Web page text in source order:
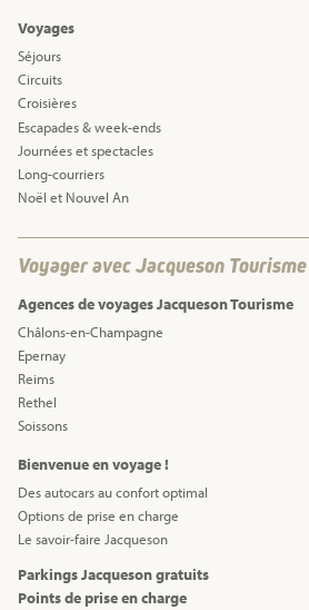
Voyages
Séjours
Circuits
Croisières
Escapades & week-ends
Journées et spectacles
Long-courriers
Noël et Nouvel An
Voyager avec Jacqueson Tourisme
Agences de voyages Jacqueson Tourisme
Châlons-en-Champagne
Epernay
Reims
Rethel
Soissons
Bienvenue en voyage !
Des autocars au confort optimal
Options de prise en charge
Le savoir-faire Jacqueson
Parkings Jacqueson gratuits
Points de prise en charge